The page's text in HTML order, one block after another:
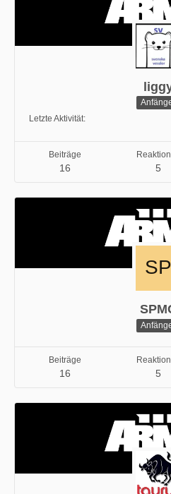
Letzte Aktivität
Beiträge
16 5
Beiträge
16 5